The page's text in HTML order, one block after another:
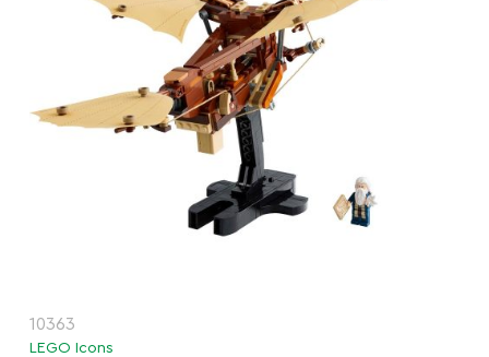
10363
LEGO Icons